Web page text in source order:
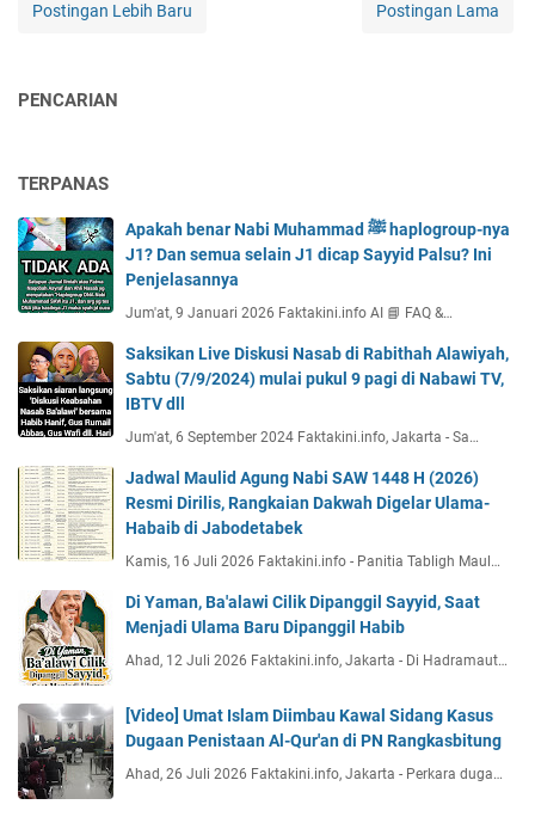
Postingan Lebih Baru Postingan Lama
PENCARIAN
TERPANAS
Apakah benar Nabi Muhammad ﷺ haplogroup-nya
J1? Dan semua selain J1 dicap Sayyid Palsu? Ini
Penjelasannya
Jum'at, 9 Januari 2026 Faktakini.info AI 📘 FAQ &…
Saksikan Live Diskusi Nasab di Rabithah Alawiyah,
Sabtu (7/9/2024) mulai pukul 9 pagi di Nabawi TV,
IBTV dll
Jum'at, 6 September 2024 Faktakini.info, Jakarta - Sa…
Jadwal Maulid Agung Nabi SAW 1448 H (2026)
Resmi Dirilis, Rangkaian Dakwah Digelar Ulama-
Habaib di Jabodetabek
Kamis, 16 Juli 2026 Faktakini.info - Panitia Tabligh Maul…
Di Yaman, Ba'alawi Cilik Dipanggil Sayyid, Saat
Menjadi Ulama Baru Dipanggil Habib
Ahad, 12 Juli 2026 Faktakini.info, Jakarta - Di Hadramaut…
[Video] Umat Islam Diimbau Kawal Sidang Kasus
Dugaan Penistaan Al-Qur'an di PN Rangkasbitung
Ahad, 26 Juli 2026 Faktakini.info, Jakarta - Perkara duga…